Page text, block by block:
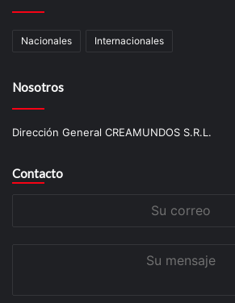
Nacionales Internacionales
Nosotros
Dirección General CREAMUNDOS S.R.L.
Contacto